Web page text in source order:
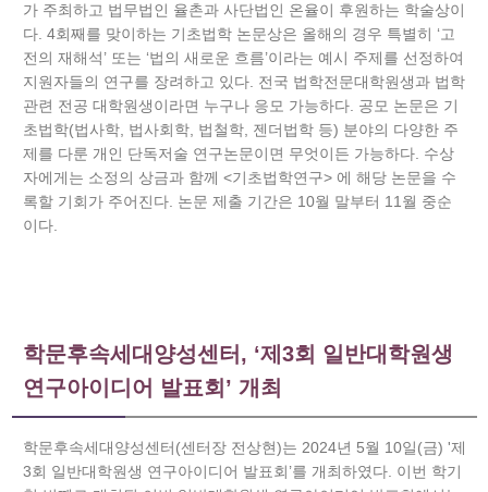
가 주최하고 법무법인 율촌과 사단법인 온율이 후원하는 학술상이
다. 4회째를 맞이하는 기초법학 논문상은 올해의 경우 특별히 ‘고
전의 재해석’ 또는 ‘법의 새로운 흐름’이라는 예시 주제를 선정하여
지원자들의 연구를 장려하고 있다. 전국 법학전문대학원생과 법학
관련 전공 대학원생이라면 누구나 응모 가능하다. 공모 논문은 기
초법학(법사학, 법사회학, 법철학, 젠더법학 등) 분야의 다양한 주
제를 다룬 개인 단독저술 연구논문이면 무엇이든 가능하다. 수상
자에게는 소정의 상금과 함께 <기초법학연구> 에 해당 논문을 수
록할 기회가 주어진다. 논문 제출 기간은 10월 말부터 11월 중순
이다.
학문후속세대양성센터, ‘제3회 일반대학원생
연구아이디어 발표회’ 개최
학문후속세대양성센터(센터장 전상현)는 2024년 5월 10일(금) '제
3회 일반대학원생 연구아이디어 발표회’를 개최하였다. 이번 학기